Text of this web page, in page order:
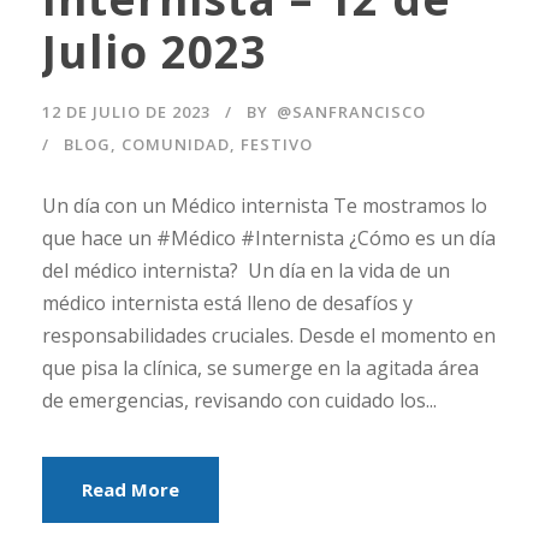
Julio 2023
12 DE JULIO DE 2023 BY @SANFRANCISCO
BLOG, COMUNIDAD, FESTIVO
Un día con un Médico internista Te mostramos lo
que hace un #Médico #Internista ¿Cómo es un día
del médico internista? Un día en la vida de un
médico internista está lleno de desafíos y
responsabilidades cruciales. Desde el momento en
que pisa la clínica, se sumerge en la agitada área
de emergencias, revisando con cuidado los...
Read More